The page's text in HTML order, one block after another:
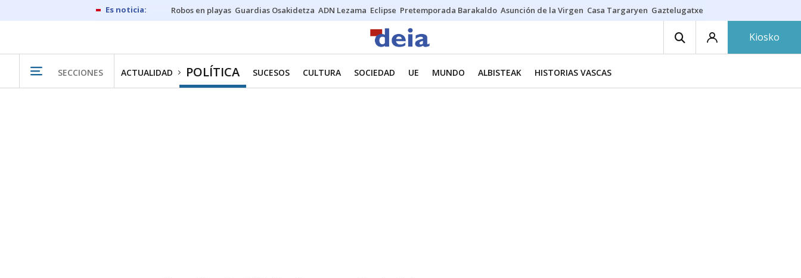
Robos en playas Guardias Osakidetza ADN Lezama Eclipse Pretemporada Barakaldo Asunción de la Virgen Casa Targaryen Gaztelugatxe
Kiosko
SECCIONES ACTUALIDAD POLÍTICA SUCESOS CULTURA SOCIEDAD UE MUNDO ALBISTEAK HISTORIAS VASCAS